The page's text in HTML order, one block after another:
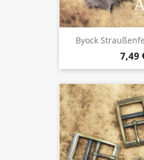
Byock
7,49